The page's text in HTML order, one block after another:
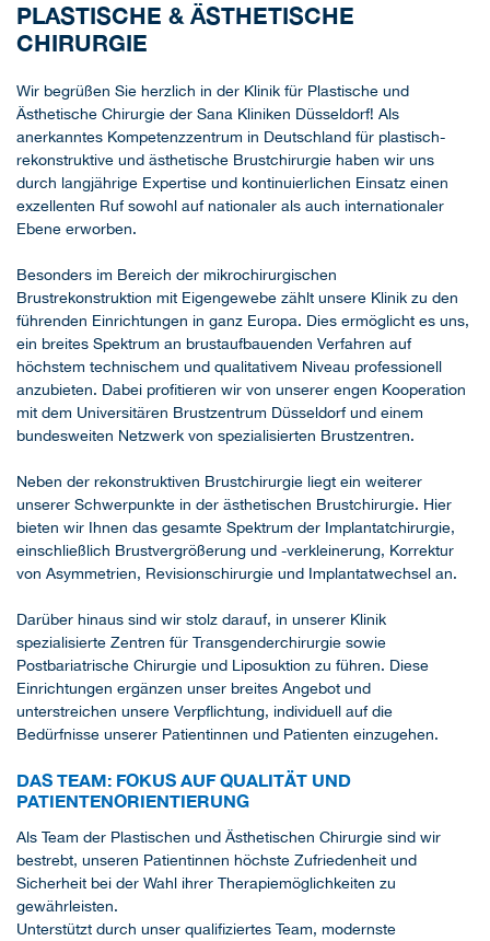
PLASTISCHE & ÄSTHETISCHE
CHIRURGIE
Wir begrüßen Sie herzlich in der Klinik für Plastische und
Ästhetische Chirurgie der Sana Kliniken Düsseldorf! Als
anerkanntes Kompetenzzentrum in Deutschland für plastisch-
rekonstruktive und ästhetische Brustchirurgie haben wir uns
durch langjährige Expertise und kontinuierlichen Einsatz einen
exzellenten Ruf sowohl auf nationaler als auch internationaler
Ebene erworben.
Besonders im Bereich der mikrochirurgischen
Brustrekonstruktion mit Eigengewebe zählt unsere Klinik zu den
führenden Einrichtungen in ganz Europa. Dies ermöglicht es uns,
ein breites Spektrum an brustaufbauenden Verfahren auf
höchstem technischem und qualitativem Niveau professionell
anzubieten. Dabei profitieren wir von unserer engen Kooperation
mit dem Universitären Brustzentrum Düsseldorf und einem
bundesweiten Netzwerk von spezialisierten Brustzentren.
Neben der rekonstruktiven Brustchirurgie liegt ein weiterer
unserer Schwerpunkte in der ästhetischen Brustchirurgie. Hier
bieten wir Ihnen das gesamte Spektrum der Implantatchirurgie,
einschließlich Brustvergrößerung und -verkleinerung, Korrektur
von Asymmetrien, Revisionschirurgie und Implantatwechsel an.
Darüber hinaus sind wir stolz darauf, in unserer Klinik
spezialisierte Zentren für Transgenderchirurgie sowie
Postbariatrische Chirurgie und Liposuktion zu führen. Diese
Einrichtungen ergänzen unser breites Angebot und
unterstreichen unsere Verpflichtung, individuell auf die
Bedürfnisse unserer Patientinnen und Patienten einzugehen.
DAS TEAM: FOKUS AUF QUALITÄT UND
PATIENTENORIENTIERUNG
Als Team der Plastischen und Ästhetischen Chirurgie sind wir
bestrebt, unseren Patientinnen höchste Zufriedenheit und
Sicherheit bei der Wahl ihrer Therapiemöglichkeiten zu
gewährleisten.
Unterstützt durch unser qualifiziertes Team, modernste